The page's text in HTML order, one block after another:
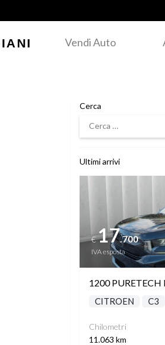
Vendi Auto
Cerca
Cerca
Ultimi arrivi
Vedi dettagli
€17.700
IVA esposta
1200
CITROEN C3
Chilometri
11.063 km